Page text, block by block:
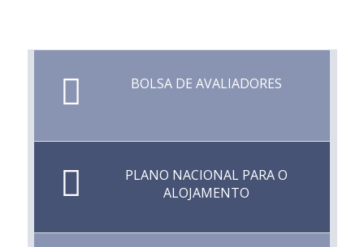
BOLSA DE AVALIADORES
PLANO NACIONAL PARA O
ALOJAMENTO